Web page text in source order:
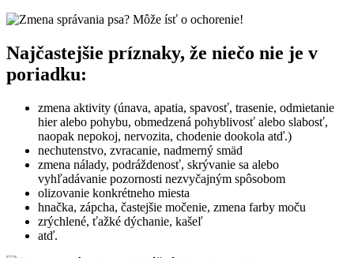
Najčastejšie príznaky, že niečo nie je v
poriadku:
zmena aktivity (únava, apatia, spavosť, trasenie, odmietanie
hier alebo pohybu, obmedzená pohyblivosť alebo slabosť,
naopak nepokoj, nervozita, chodenie dookola atď.)
nechutenstvo, zvracanie, nadmerný smäd
zmena nálady, podráždenosť, skrývanie sa alebo
vyhľadávanie pozornosti nezvyčajným spôsobom
olizovanie konkrétneho miesta
hnačka, zápcha, častejšie močenie, zmena farby moču
zrýchlené, ťažké dýchanie, kašeľ
atď.